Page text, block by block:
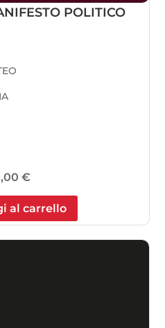
POLITICO
€
al carrello